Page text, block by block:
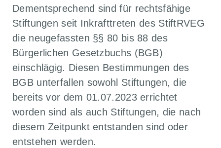
Dementsprechend sind für rechtsfähige
Stiftungen seit Inkrafttreten des StiftRVEG
die neugefassten §§ 80 bis 88 des
Bürgerlichen Gesetzbuchs (BGB)
einschlägig. Diesen Bestimmungen des
BGB unterfallen sowohl Stiftungen, die
bereits vor dem 01.07.2023 errichtet
worden sind als auch Stiftungen, die nach
diesem Zeitpunkt entstanden sind oder
entstehen werden.